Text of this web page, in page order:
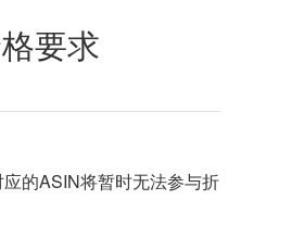
要求
的ASIN将暂时无法参与折